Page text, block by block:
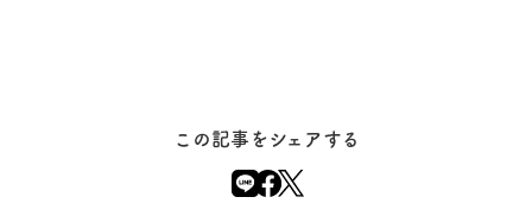
この記事をシェアする